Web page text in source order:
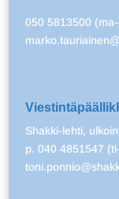
050 5813500
Shakki-lehti,
p. 040 4851547